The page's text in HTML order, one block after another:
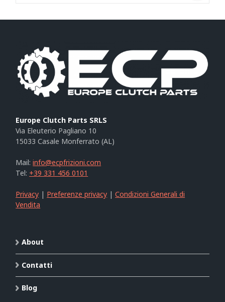
Europe Clutch Parts SRLS
Via Eleuterio Pagliano 10
15033 Casale Monferrato (AL)
Mail:info@ecpfrizioni.com
Tel: +39 331 456 0101
Privacy | Preferenze privacy |Condizioni Generali di
Vendita
About
Contatti
Blog